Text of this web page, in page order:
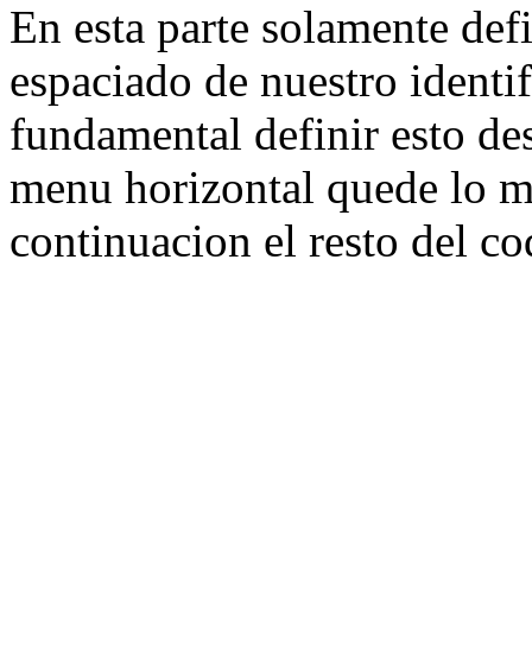
En esta parte solamente
espaciado de nuestro
fundamental definir esto
menu horizontal quede lo
continuacion el resto del